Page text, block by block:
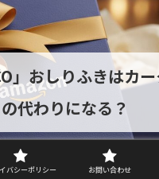
」おしりふきはカ
の代わりになる？
バシーポリシー お問い合わせ